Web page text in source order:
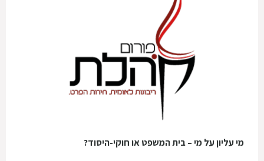
מי עליון על מי – בית המשפט או חוקי-היסוד?